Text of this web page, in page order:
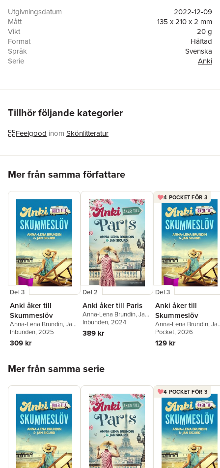
Anki har inga större förväntningar på resan, eller på livet över
huvud taget, men snart visar sig vistelsen på Kanarieöarna ha
mer att erbjuda än spanska tapas och vackra vyer. Och när hon
får veta saker om Håkan som hon inte alls kände till börjar hon
inse att de begränsningar man har i livet framför allt är de man
själv sätter upp.
Utgivningsdatum
2022-12-09
Mått
135 x 210 x 2 mm
Vikt
20 g
Format
Häftad
Språk
Svenska
Serie
Anki
Förlag
Norstedts
ISBN
Miljömärkning
Tillhör följande kategorier
Feelgood inom Skönlitteratur
Mer från samma författare
Del 3
Anki åker till
Skummeslöv
Anna-Lena Brundin,Jan
Sigurd
Inbunden, 2025
309 kr
Del 2
Anki åker till Paris
Anna-Lena Brundin,Jan
Sigurd
Inbunden, 2024
389 kr
4 POCKET FÖR 3
Del 3
Anki åker till
Skummeslöv
Anna-Lena Brundin,
Sigurd
Pocket, 2026
129 kr
Mer från samma serie
4 POCKET FÖR 3